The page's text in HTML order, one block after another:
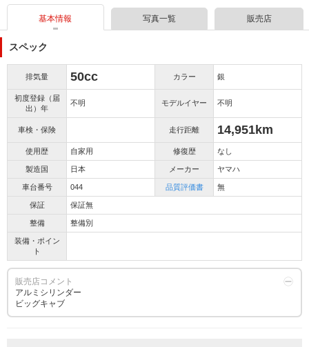
基本情報 写真一覧 販売店
スペック
排気量 50cc カラー 銀
初度登録（届
出）年
不明 モデルイヤー 不明
車検・保険 走行距離 14,951km
使用歴 自家用 修復歴 なし
製造国 日本 メーカー ヤマハ
車台番号 044 品質評価書 無
保証 保証無
整備 整備別
装備・ポイン
ト
販売店コメント
アルミシリンダー
ビッグキャブ